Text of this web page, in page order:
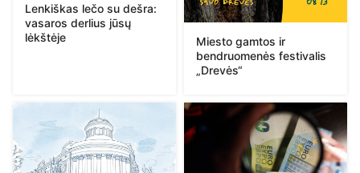
Lenkiškas lečo su dešra:
vasaros derlius jūsų
lėkštėje
Miesto gamtos ir
bendruomenės festivalis
„Drevės“